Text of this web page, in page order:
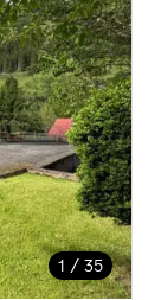
1 / 35